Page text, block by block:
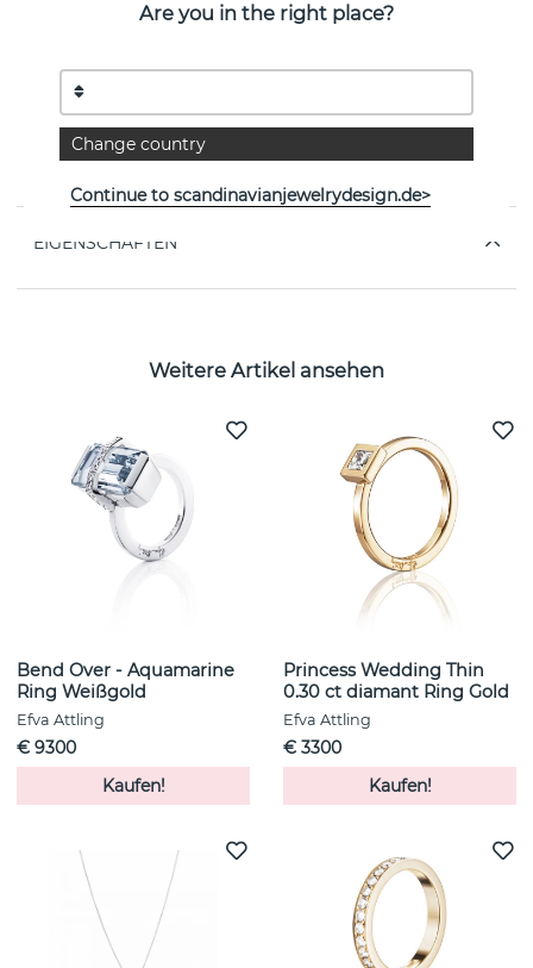
The necklace has 20 rods. The length of the rods are 16
mm.
40cm - 45cm
EIGENSCHAFTEN
Weitere Artikel ansehen
Bend Over - Aquamarine
Ring Weißgold
Efva Attling
€ 9300
Kaufen!
Princess Wedding Thin
0.30 ct diamant Ring Gold
Efva Attling
€ 3300
Kaufen!
Are you in the right place?
Change country
Continue to scandinavianjewelrydesign.de>